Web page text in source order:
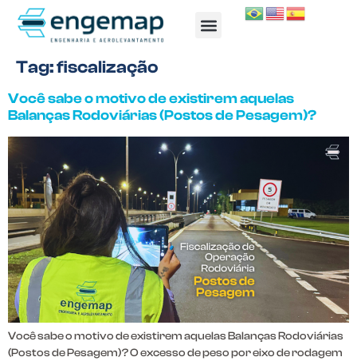
Tag:fiscalização
Você sabe o motivo de existirem aquelas
Balanças Rodoviárias (Postos de Pesagem)?
Você sabe o motivo de existirem aquelas Balanças Rodoviárias
(Postos de Pesagem)? O excesso de peso por eixo de rodagem